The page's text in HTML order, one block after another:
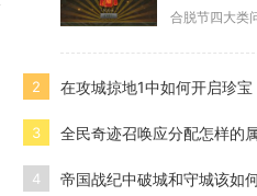
合脱节四大类
2 在攻城掠地1中如何开启珍宝
3 全民奇迹召唤应分配怎样的
4 帝国战纪中破城和守城该如